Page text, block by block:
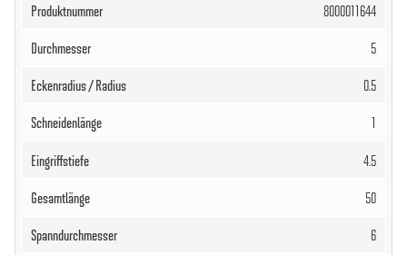
8000011644
5
0.5
1
4.5
50
6